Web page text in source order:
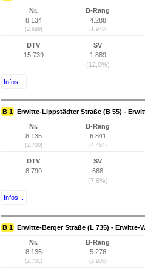
Nr.
8.134
(2.699)
B-Rang
4.288
(1.948)
DTV
15.739
SV
1.889
(12,0%)
Infos...
B 1 Erwitte-Lippstädter Straße (B 55) -
Nr.
8.135
(2.700)
B-Rang
6.841
(4.454)
DTV
8.790
SV
668
(7,6%)
Infos...
B 1 Erwitte-Berger Straße (L 735) - Erwitte-
Nr.
8.136
(2.701)
B-Rang
5.276
(2.908)